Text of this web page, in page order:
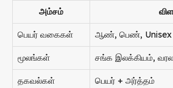
அம்சம்
பெயர் வகைகள் ஆண், பெண், Unisex
மூலங்கள் சங்க இலக்கியம்,
தகவல்கள் பெயர் + அர்த்தம்